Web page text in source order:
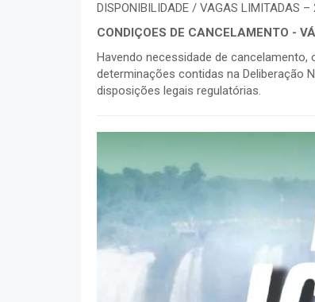
DISPONIBILIDADE / VAGAS LIMITADAS –
CONDIÇOES DE CANCELAMENTO -
Havendo necessidade de cancelamento,
determinações contidas na Deliberação
disposições legais regulatórias.